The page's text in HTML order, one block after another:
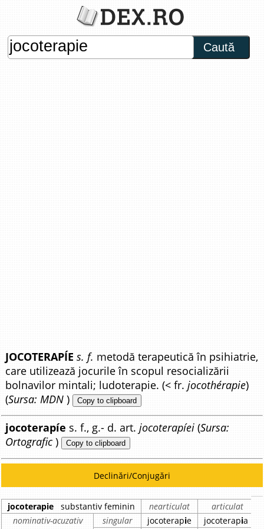
Caută
JOCOTERAPÍE s. f. metodă terapeutică în psihiatrie,
care utilizează jocurile în scopul resocializării
bolnavilor mintali; ludoterapie. (< fr.jocothérapie)
(Sursa: MDN ) Copy to clipboard
jocoterapíes. f., g.- d. art.jocoterapíei (Sursa:
Ortografic ) Copy to clipboard
Declinări/Conjugări
jocoterapie substantiv feminin nearticulat
articulat
nominativ-acuzativ
singular jocoterapie jocoterapia